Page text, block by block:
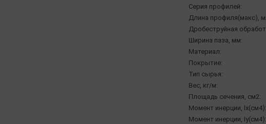
Серия профилей:
Длина профиля(макс),
Дробеструйная
Ширина паза, мм:
Материал:
Покрытие:
Тип сырья:
Вес, кг/м:
Площадь сечения, см2:
Момент инерции, Ix(см4):
Момент инерции, Iy(см4):